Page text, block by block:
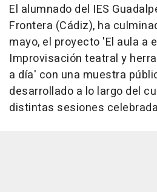
El alumnado del IES
Frontera (Cádiz), ha
mayo, el proyecto 'El aula a
Improvisación teatral y
a día' con una muestra
desarrollado a lo largo del
distintas sesiones